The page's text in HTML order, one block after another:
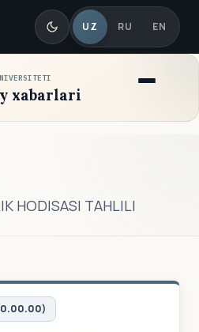
UZ RU EN
xabarlari
HODISASI TAHLILI